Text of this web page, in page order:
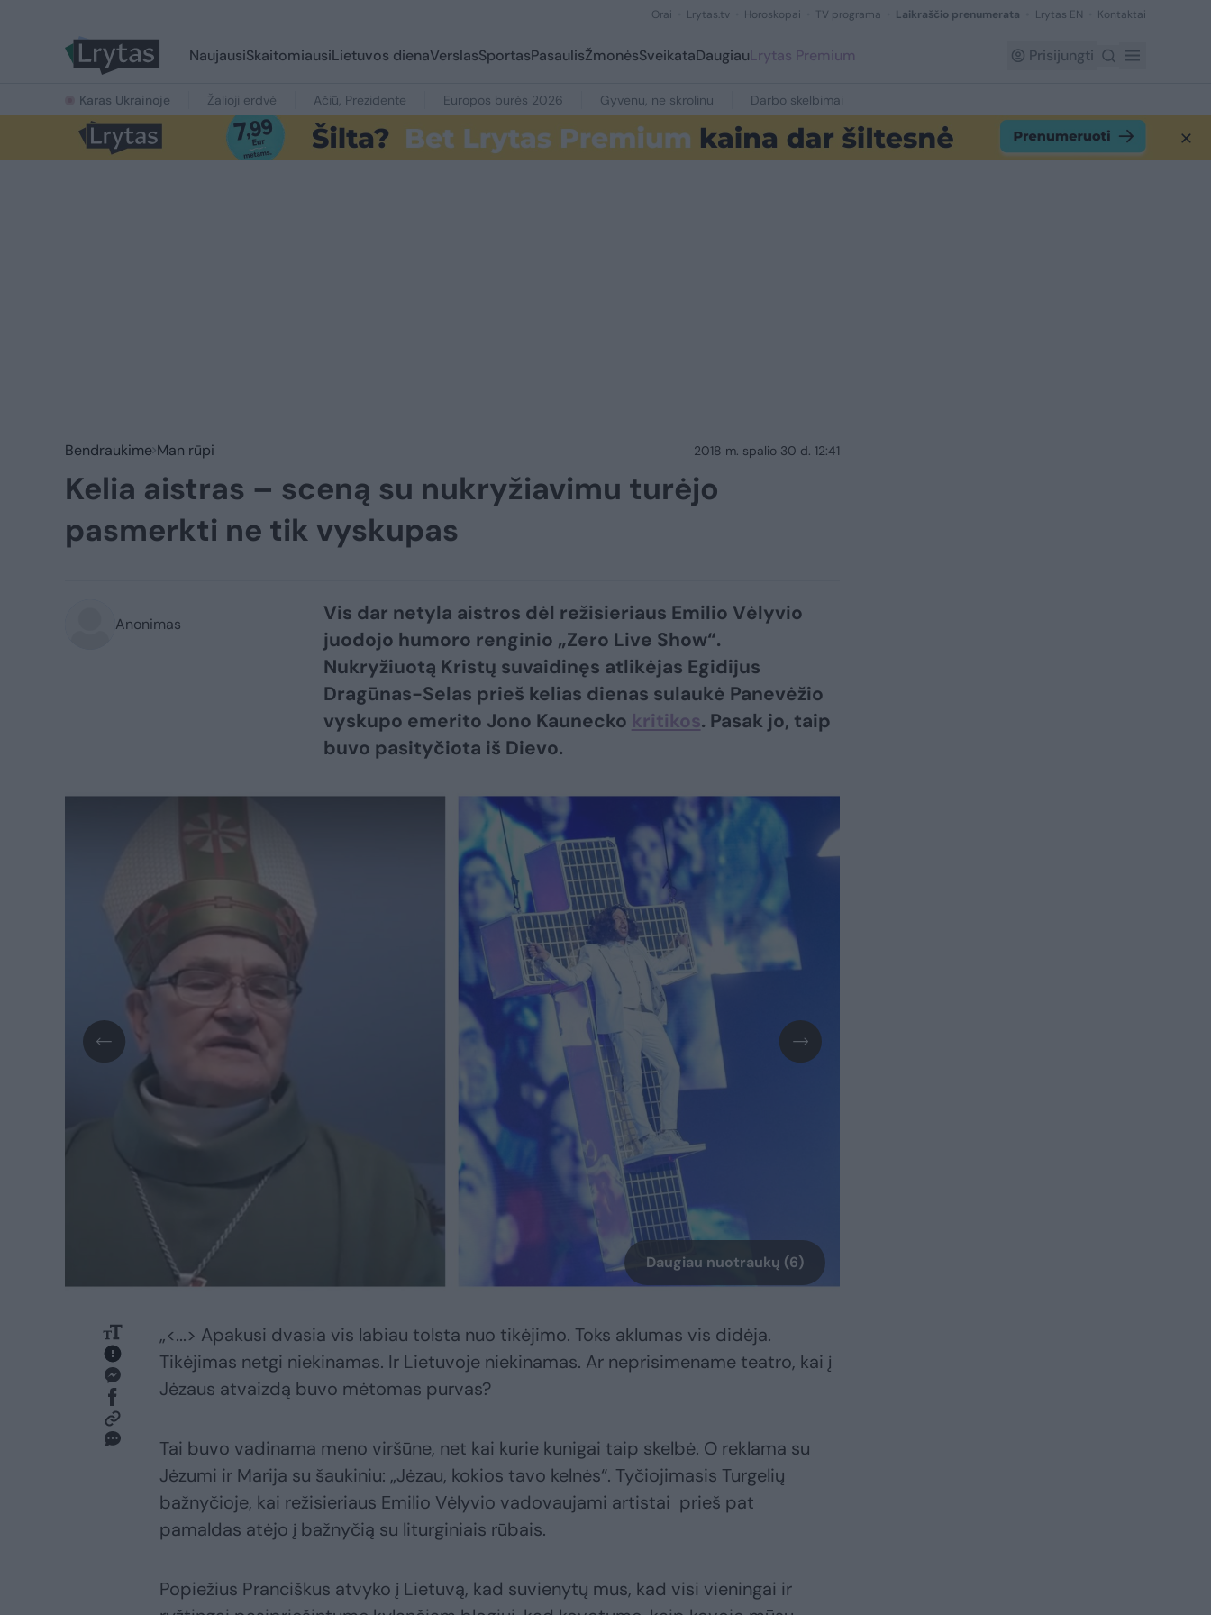
Orai Lrytas.tv Horoskopai TV programa Laikraščio prenumerata Lrytas EN Kontaktai
NaujausiSkaitomiausiLietuvos dienaVerslasSportasPasaulisŽmonėsSveikataDaugiauLrytas Premium Prisijungti
Karas Ukrainoje Žalioji erdvė Ačiū, Prezidente Europos burės 2026 Gyvenu, ne skrolinu Darbo skelbimai
Bendraukime Man rūpi 2018 m. spalio 30 d. 12:41
Kelia aistras – sceną su nukryžiavimu turėjo
pasmerkti ne tik vyskupas
Anonimas
Vis dar netyla aistros dėl režisieriaus Emilio Vėlyvio
juodojo humoro renginio „Zero Live Show“.
Nukryžiuotą Kristų suvaidinęs atlikėjas Egidijus
Dragūnas-Selas prieš kelias dienas sulaukė Panevėžio
vyskupo emerito Jono Kaunecko kritikos. Pasak jo, taip
buvo pasityčiota iš Dievo.
Daugiau nuotraukų (6)
„<...> Apakusi dvasia vis labiau tolsta nuo tikėjimo. Toks aklumas vis didėja.
Tikėjimas netgi niekinamas. Ir Lietuvoje niekinamas. Ar neprisimename teatro, kai į
Jėzaus atvaizdą buvo mėtomas purvas?
Tai buvo vadinama meno viršūne, net kai kurie kunigai taip skelbė. O reklama su
Jėzumi ir Marija su šaukiniu: „Jėzau, kokios tavo kelnės“. Tyčiojimasis Turgelių
bažnyčioje, kai režisieriaus Emilio Vėlyvio vadovaujami artistai prieš pat
pamaldas atėjo į bažnyčią su liturginiais rūbais.
Popiežius Pranciškus atvyko į Lietuvą, kad suvienytų mus, kad visi vieningai ir